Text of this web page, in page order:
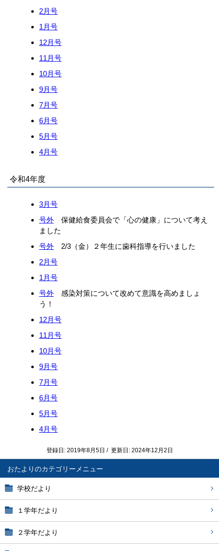
おたより
学校だより
１学年だより
２学年だより
2月号
1月号
12月号
11月号
10月号
9月号
7月号
6月号
5月号
4月号
令和4年度
3月号
号外
保健給食委員会で「心の健康」について考え
ました
号外
2/3（金）２年生に歯科指導を行いました
2月号
1月号
号外 感染対策について改めて意識を高めましょ
う！
12月号
11月号
10月号
9月号
7月号
6月号
5月号
4月号
登録日: 2019年8月5日 / 更新日: 2024年12月2日